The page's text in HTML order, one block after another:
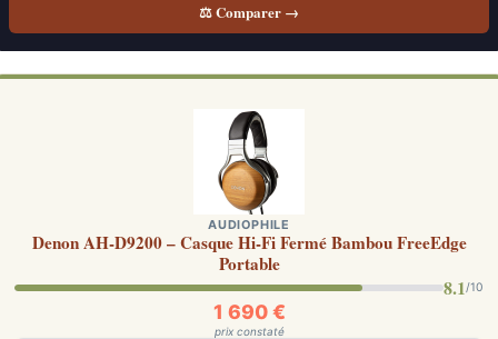
⚖ Comparer →
AUDIOPHILE
Denon AH-D9200 – Casque Hi-Fi Fermé Bambou FreeEdge
Portable
8.1/10
1 690 €
prix constaté